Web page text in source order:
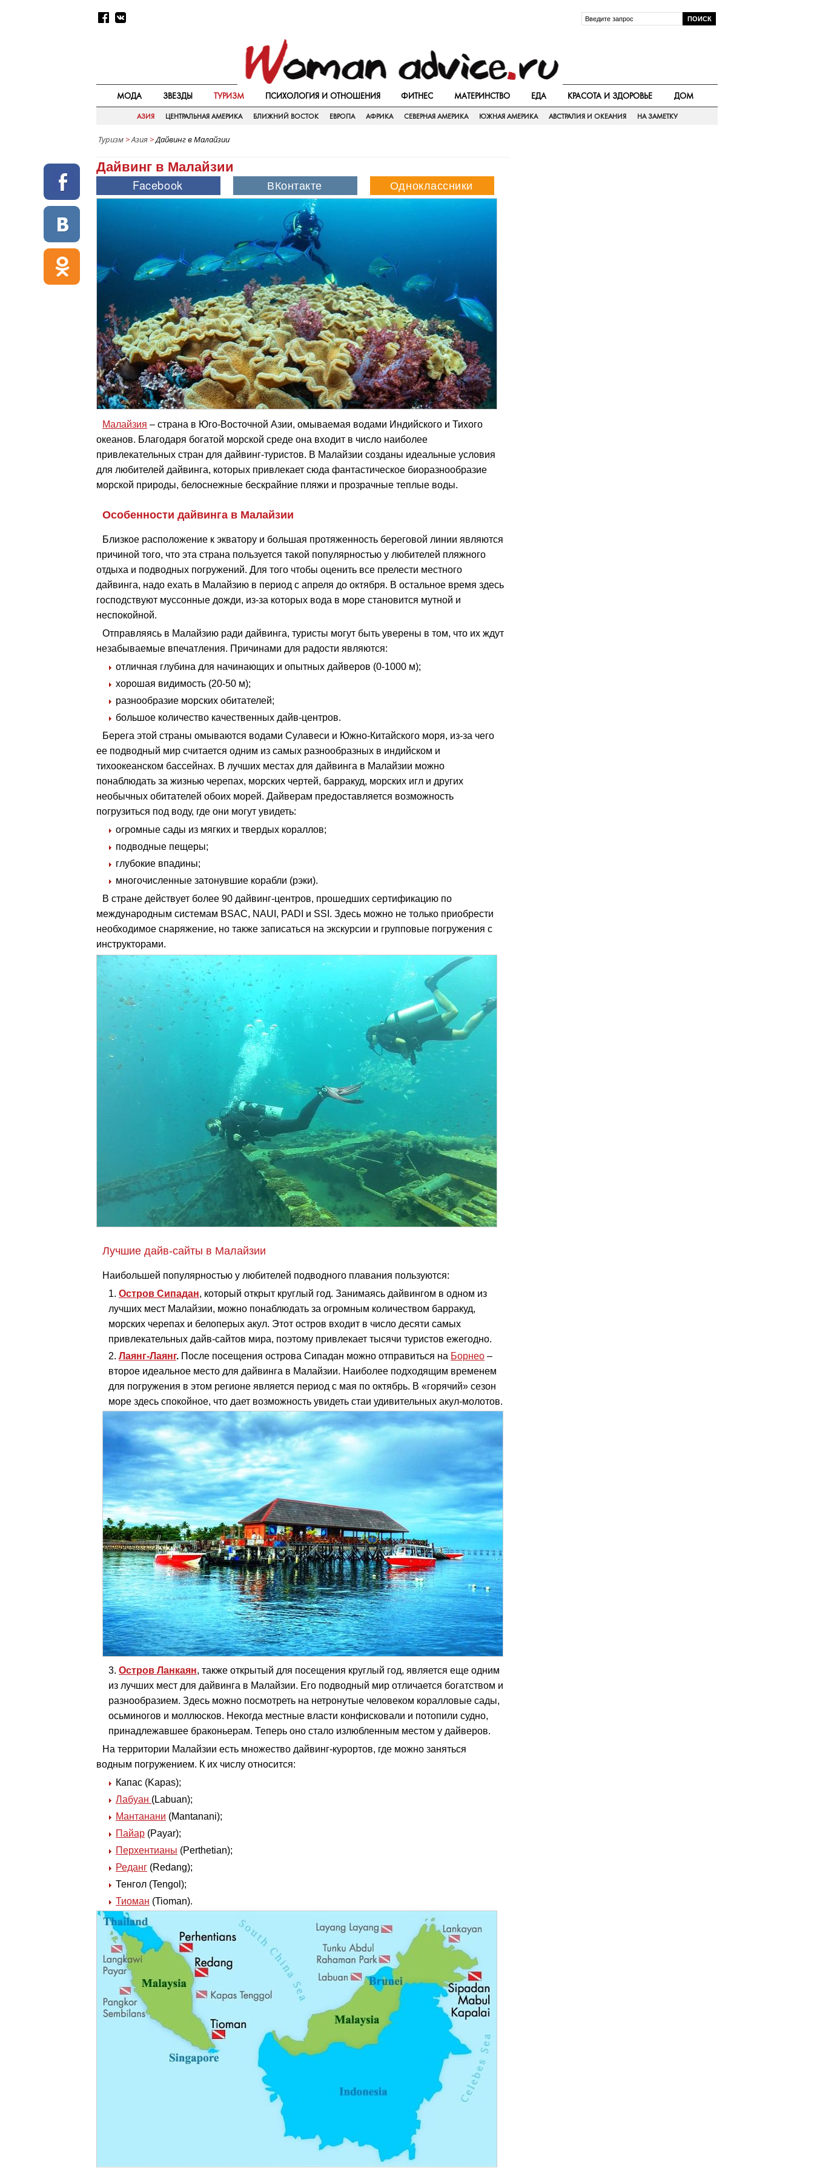
МОДА ЗВЕЗДЫ ТУРИЗМ ПСИХОЛОГИЯ И ОТНОШЕНИЯ ФИТНЕС МАТЕРИНСТВО ЕДА КРАСОТА И ЗДОРОВЬЕ ДОМ
АЗИЯ ЦЕНТРАЛЬНАЯ АМЕРИКА БЛИЖНИЙ ВОСТОК ЕВРОПА АФРИКА СЕВЕРНАЯ АМЕРИКА ЮЖНАЯ АМЕРИКА АВСТРАЛИЯ И ОКЕАНИЯ НА ЗАМЕТКУ
Туризм >Азия >Дайвинг в Малайзии
Дайвинг в Малайзии
Малайзия – страна в Юго-Восточной Азии, омываемая водами Индийского и Тихого
океанов. Благодаря богатой морской среде она входит в число наиболее
привлекательных стран для дайвинг-туристов. В Малайзии созданы идеальные условия
для любителей дайвинга, которых привлекает сюда фантастическое биоразнообразие
морской природы, белоснежные бескрайние пляжи и прозрачные теплые воды.
Особенности дайвинга в Малайзии
Близкое расположение к экватору и большая протяженность береговой линии являются
причиной того, что эта страна пользуется такой популярностью у любителей пляжного
отдыха и подводных погружений. Для того чтобы оценить все прелести местного
дайвинга, надо ехать в Малайзию в период с апреля до октября. В остальное время здесь
господствуют муссонные дожди, из-за которых вода в море становится мутной и
неспокойной.
Отправляясь в Малайзию ради дайвинга, туристы могут быть уверены в том, что их ждут
незабываемые впечатления. Причинами для радости являются:
отличная глубина для начинающих и опытных дайверов (0-1000 м);
хорошая видимость (20-50 м);
разнообразие морских обитателей;
большое количество качественных дайв-центров.
Берега этой страны омываются водами Сулавеси и Южно-Китайского моря, из-за чего
ее подводный мир считается одним из самых разнообразных в индийском и
тихоокеанском бассейнах. В лучших местах для дайвинга в Малайзии можно
понаблюдать за жизнью черепах, морских чертей, барракуд, морских игл и других
необычных обитателей обоих морей. Дайверам предоставляется возможность
погрузиться под воду, где они могут увидеть:
огромные сады из мягких и твердых кораллов;
подводные пещеры;
глубокие впадины;
многочисленные затонувшие корабли (рэки).
В стране действует более 90 дайвинг-центров, прошедших сертификацию по
международным системам BSAC, NAUI, PADI и SSI. Здесь можно не только приобрести
необходимое снаряжение, но также записаться на экскурсии и групповые погружения с
инструкторами.
Лучшие дайв-сайты в Малайзии
Наибольшей популярностью у любителей подводного плавания пользуются:
Остров Сипадан, который открыт круглый год. Занимаясь дайвингом в одном из
лучших мест Малайзии, можно понаблюдать за огромным количеством барракуд,
морских черепах и белоперых акул. Этот остров входит в число десяти самых
привлекательных дайв-сайтов мира, поэтому привлекает тысячи туристов ежегодно.
Лаянг-Лаянг. После посещения острова Сипадан можно отправиться на Борнео –
второе идеальное место для дайвинга в Малайзии. Наиболее подходящим временем
для погружения в этом регионе является период с мая по октябрь. В «горячий» сезон
море здесь спокойное, что дает возможность увидеть стаи удивительных акул-молотов.
Остров Ланкаян, также открытый для посещения круглый год, является еще одним
из лучших мест для дайвинга в Малайзии. Его подводный мир отличается богатством и
разнообразием. Здесь можно посмотреть на нетронутые человеком коралловые сады,
осьминогов и моллюсков. Некогда местные власти конфисковали и потопили судно,
принадлежавшее браконьерам. Теперь оно стало излюбленным местом у дайверов.
На территории Малайзии есть множество дайвинг-курортов, где можно заняться
водным погружением. К их числу относится:
Капас (Kapas);
Лабуан (Labuan);
Мантанани (Mantanani);
Пайар (Payar);
Перхентианы (Perthetian);
Реданг (Redang);
Тенгол (Tengol);
Тиоман (Tioman).